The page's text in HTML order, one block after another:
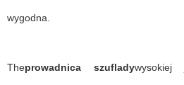
wygodna.
Theprowadnica szufladywysokiej